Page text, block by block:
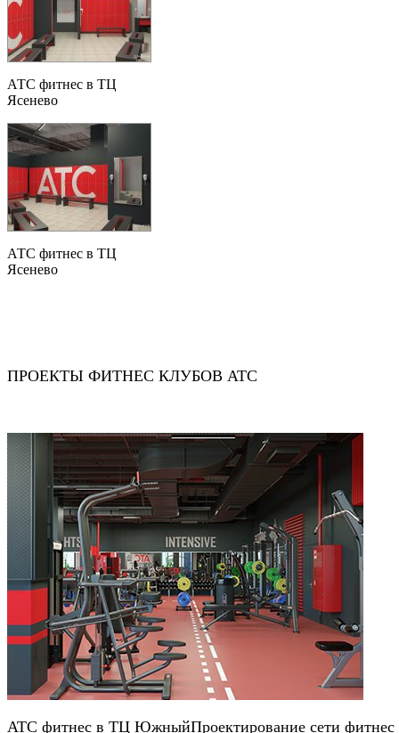
АТС фитнес в ТЦ
Ясенево
АТС фитнес в ТЦ
Ясенево
ПРОЕКТЫ ФИТНЕС КЛУБОВ АТС
АТС фитнес в ТЦ ЮжныйПроектирование сети фитнес